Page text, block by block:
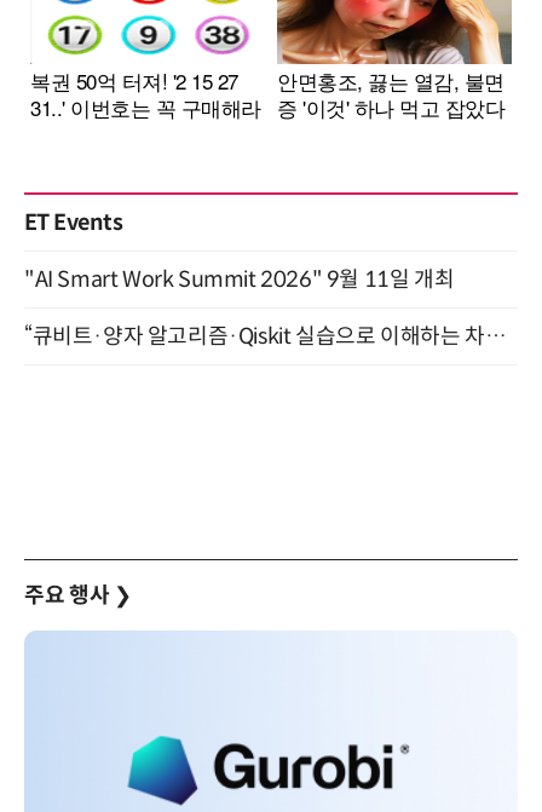
ET Events
"AI Smart Work Summit 2026" 9월 11일 개최
“큐비트·양자 알고리즘·Qiskit 실습으로 이해하는 차세대 컴퓨팅” (8/28)
주요 행사 ❯